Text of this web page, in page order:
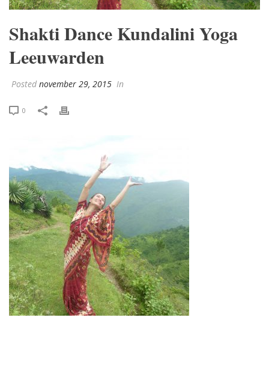
Shakti Dance Kundalini Yoga
Leeuwarden
Posted november 29, 2015 In
0